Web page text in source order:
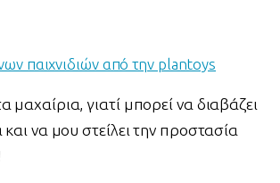
παιχνιδιών από την plantoys
μαχαίρια, γιατί μπορεί να διαβάζει
και να μου στείλει την προστασία